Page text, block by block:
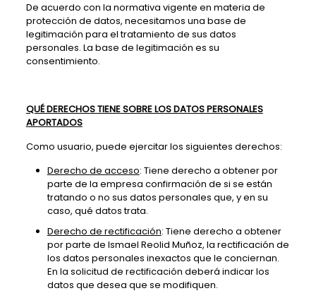
De acuerdo con la normativa vigente en materia de
protección de datos, necesitamos una base de
legitimación para el tratamiento de sus datos
personales. La base de legitimación es su
consentimiento.
QUÉ DERECHOS TIENE SOBRE LOS DATOS PERSONALES
APORTADOS
Como usuario, puede ejercitar los siguientes derechos:
Derecho de acceso: Tiene derecho a obtener por
parte de la empresa confirmación de si se están
tratando o no sus datos personales que, y en su
caso, qué datos trata.
Derecho de rectificación: Tiene derecho a obtener
por parte de Ismael Reolid Muñoz, la rectificación de
los datos personales inexactos que le conciernan.
En la solicitud de rectificación deberá indicar los
datos que desea que se modifiquen.